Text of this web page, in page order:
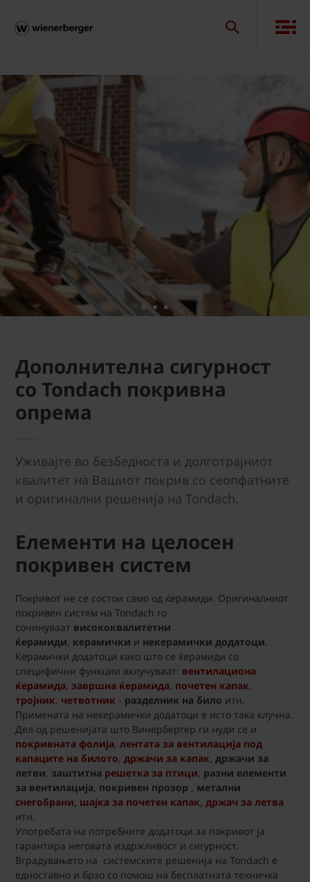
Дополнителна сигурност
со Tondach покривна
опрема
Уживајте во безбедноста и долготрајниот
квалитет на Вашиот покрив со сеопфатните
и оригинални решенија на Tondach.
Елементи на целосен
покривен систем
Покривот не се состои само од ќерамиди. Оригиналниот
покривен систем на Tondach го
сочинуваат висококвалитетни
ќерамиди, керамички и некерамички додатоци.
Kерамички додатоци како што се ќерамиди со
специфични функции вклучуваат: вентилациона
ќерамида, завршна ќерамида, почетен капак,
тројник, четвотник - разделник на било итн.
Примената на некерамички додатоци е исто така клучна.
Дел од решенијата што Винербергер ги нуди се и
покривната фолија, лентата за вентилација под
капаците на билото, држачи за капак, држачи за
летви, заштитна решетка за птици, разни елементи
за вентилација, покривен прозор , метални
снегобрани, шајка за почетен капак, држач за летва
итн.
Употребата на потребните додатоци за покривот ја
гарантира неговата издржливост и сигурност.
Вградувањето на системските решенија на Tondach е
едноставно и брзо со помош на бесплатната техничка